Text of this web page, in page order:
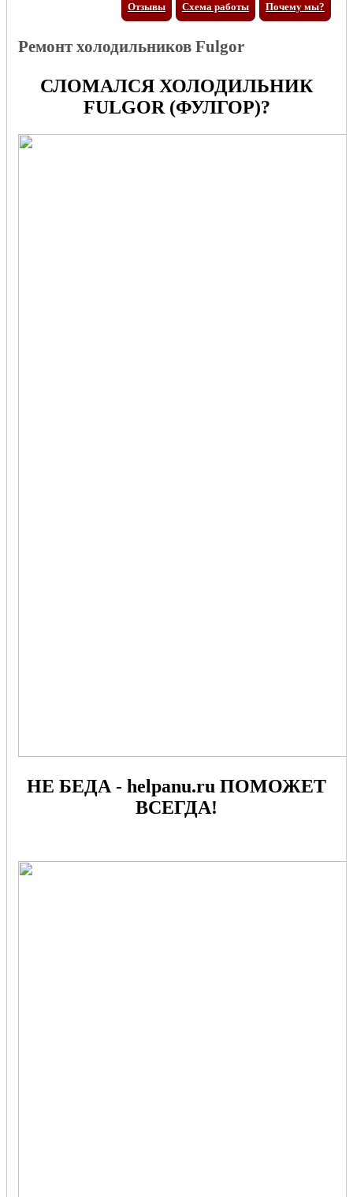
Отзывы Почему мы?
Схема работы
Ремонт холодильников Fulgor
СЛОМАЛСЯ ХОЛОДИЛЬНИК
FULGOR (ФУЛГОР)?
НЕ БЕДА - helpanu.ru ПОМОЖЕТ
ВСЕГДА!